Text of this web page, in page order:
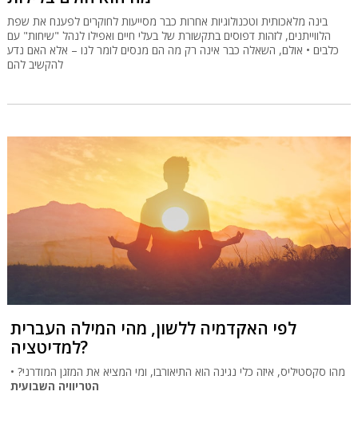
בינה מלאכותית וטכנולוגיות אחרות כבר מסייעות לחוקרים לפענח את שפת
הלווייתנים, לזהות דפוסים בתקשורת של בעלי חיים ואפילו לנהל "שיחות" עם
כלבים • אולם, השאלה כבר אינה רק מה הם מנסים לומר לנו – אלא האם נדע
להקשיב להם
לפי האקדמיה ללשון, מהי המילה העברית
למדיטציה?
מהו סקסטיליס, איזה כלי נגינה הוא התיאורבו, ומי המציא את המזגן המודרני? •
הטריוויה השבועית